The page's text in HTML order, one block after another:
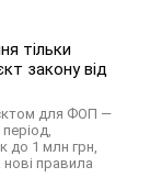
тільки
закону від
для ФОП —
до 1 млн грн,
нові правила